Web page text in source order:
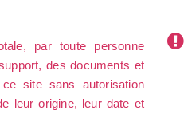
par toute personne
des documents et
site sans autorisation
leur origine, leur date et